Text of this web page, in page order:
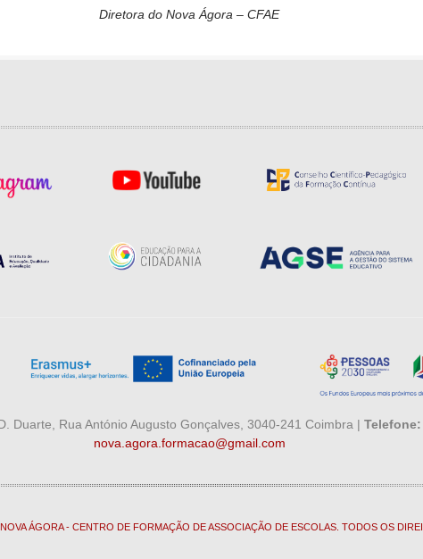
Diretora do Nova Ágora – CFAE
Duarte, Rua António Augusto Gonçalves, 3040-241 Coimbra | Telefone:
nova.agora.formacao@gmail.com
ÁGORA - CENTRO DE FORMAÇÃO DE ASSOCIAÇÃO DE ESCOLAS. TODOS OS